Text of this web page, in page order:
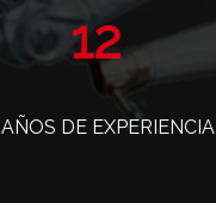
14
AÑOS DE EXPERIENCIA